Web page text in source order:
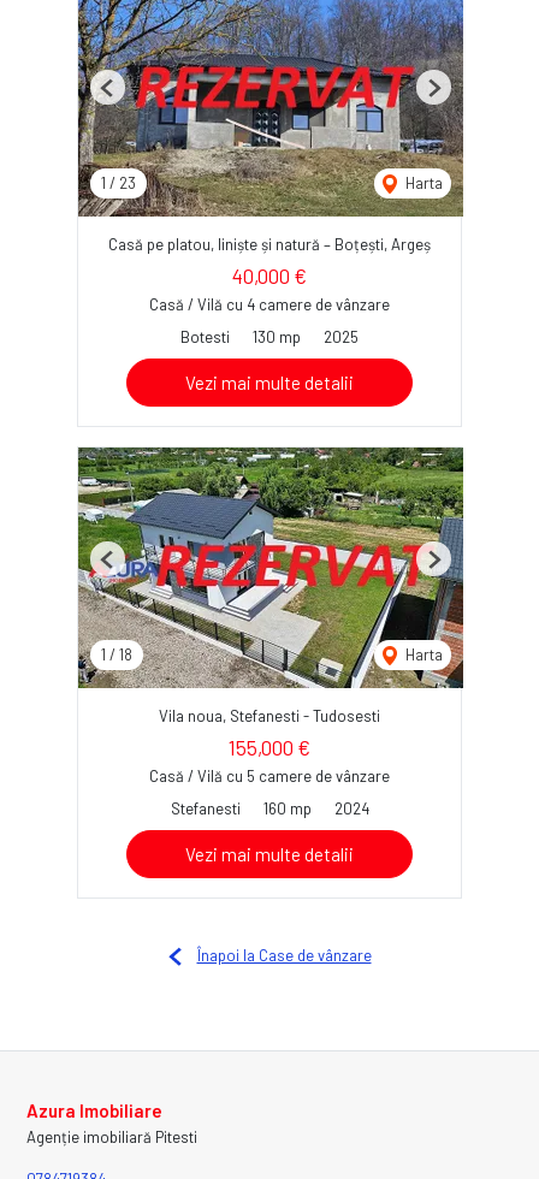
1 / 23 Harta
Previous Next
Casă pe platou, liniște și natură – Boțești, Argeș
40,000 €
Casă / Vilă cu 4 camere de vânzare
Botesti
130 mp 2025
Vezi mai multe detalii
1 / 18 Harta
Previous Next
Vila noua, Stefanesti - Tudosesti
155,000 €
Casă / Vilă cu 5 camere de vânzare
Stefanesti
160 mp 2024
Vezi mai multe detalii
Înapoi la Case de vânzare
Azura Imobiliare
Agenție imobiliară Pitesti